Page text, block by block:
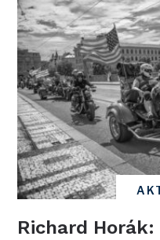
Richard Horák: